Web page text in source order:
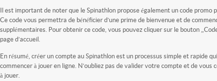
Il est important de noter que le Spinathlon propose également un code promo
Ce code vous permettra de bénéficier d’une prime de bienvenue et de
supplémentaires. Pour obtenir ce code, vous pouvez cliquer sur le bouton
page d’accueil.
En résumé, créer un compte au Spinathlon est un processus simple et rapide
commencer à jouer en ligne. N’oubliez pas de valider votre compte et de vous
à jouer.